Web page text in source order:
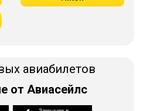
авиабилетов
от Авиасейлс